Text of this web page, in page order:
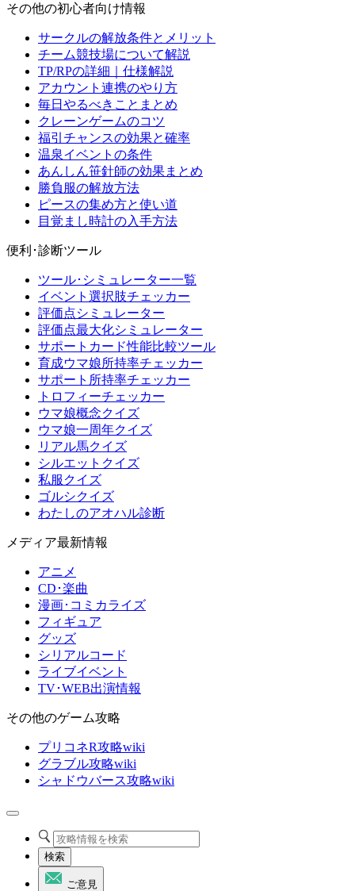
その他の初心者向け情報
サークルの解放条件とメリット
チーム競技場について解説
TP/RPの詳細｜仕様解説
アカウント連携のやり方
毎日やるべきことまとめ
クレーンゲームのコツ
福引チャンスの効果と確率
温泉イベントの条件
あんしん笹針師の効果まとめ
勝負服の解放方法
ピースの集め方と使い道
目覚まし時計の入手方法
便利･診断ツール
ツール･シミュレーター一覧
イベント選択肢チェッカー
評価点シミュレーター
評価点最大化シミュレーター
サポートカード性能比較ツール
育成ウマ娘所持率チェッカー
サポート所持率チェッカー
トロフィーチェッカー
ウマ娘概念クイズ
ウマ娘一周年クイズ
リアル馬クイズ
シルエットクイズ
私服クイズ
ゴルシクイズ
わたしのアオハル診断
メディア最新情報
アニメ
CD･楽曲
漫画･コミカライズ
フィギュア
グッズ
シリアルコード
ライブイベント
TV･WEB出演情報
その他のゲーム攻略
プリコネR攻略wiki
グラブル攻略wiki
シャドウバース攻略wiki
検索
ご意見